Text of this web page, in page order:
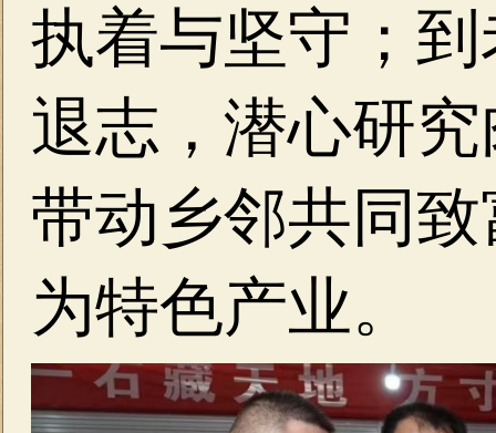
执着与坚守；
退志，潜心研
带动乡邻共同
为特色产业。